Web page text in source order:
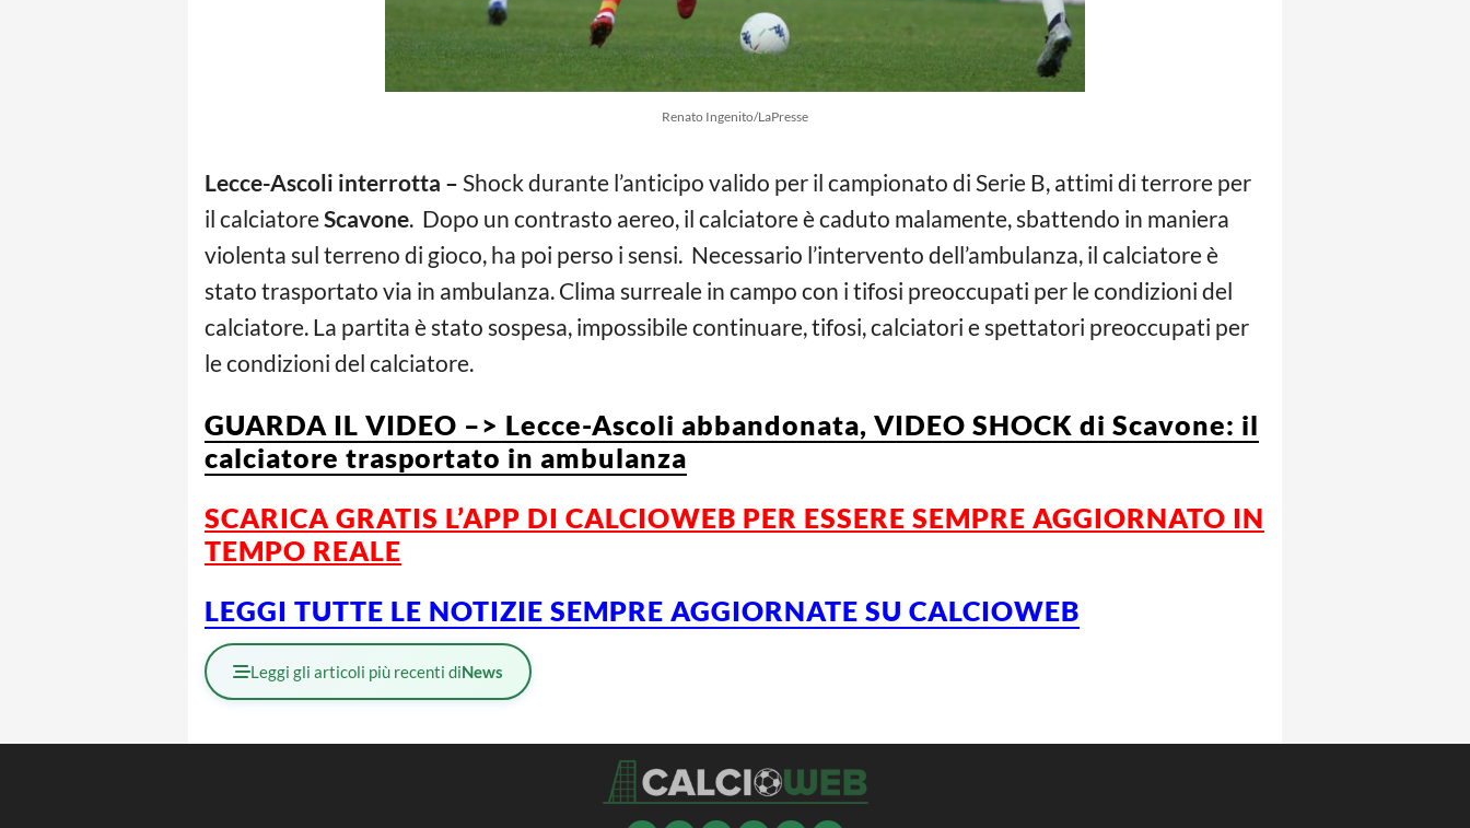
Renato Ingenito/LaPresse
Lecce-Ascoli interrotta – Shock durante l’anticipo valido per il campionato di Serie B, attimi di terrore per
il calciatoreScavone. Dopo un contrasto aereo, il calciatore è caduto malamente, sbattendo in maniera
violenta sul terreno di gioco, ha poi perso i sensi. Necessario l’intervento dell’ambulanza, il calciatore è
stato trasportato via in ambulanza. Clima surreale in campo con i tifosi preoccupati per le condizioni del
calciatore. La partita è stato sospesa, impossibile continuare, tifosi, calciatori e spettatori preoccupati per
le condizioni del calciatore.
GUARDA IL VIDEO –> Lecce-Ascoli abbandonata, VIDEO SHOCK di Scavone: il
calciatore trasportato in ambulanza
SCARICA GRATIS L’APP DI CALCIOWEB PER ESSERE SEMPRE AGGIORNATO IN
TEMPO REALE
LEGGI TUTTE LE NOTIZIE SEMPRE AGGIORNATE SU CALCIOWEB
Leggi gli articoli più recenti diNews